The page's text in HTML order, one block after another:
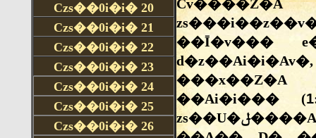
Czs��0i�i� 20
Czs��0i�i� 21
Czs��0i�i� 22
Czs��0i�i� 23
Czs��0i�i� 24
Czs��0i�i� 25
Czs��0i�i� 26